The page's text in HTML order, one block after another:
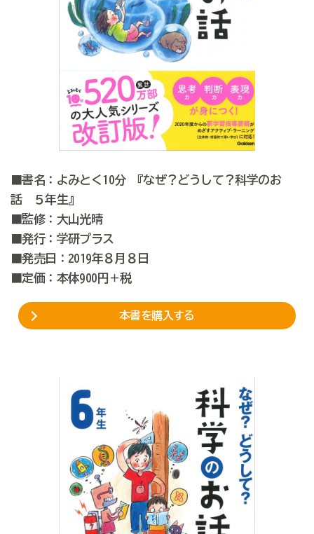
■書名：よみとく10分 『なぜ？どうして？科学のお
話 ５年生』
■監修：大山光晴
■発行：学研プラス
■発売日：2019年８月８日
■定価：本体900円＋税
本書を購入する